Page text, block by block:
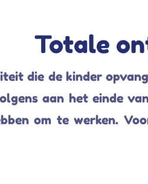
Totale
die de kinder
aan het einde
om te werken.